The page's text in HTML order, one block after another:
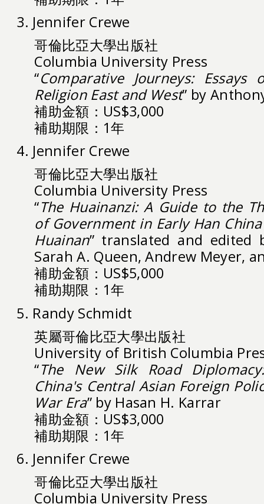
3. Jennifer Crewe
哥倫比亞大學出版社
Columbia University Press
“Comparative Journeys:
Religion East and West” by
補助金額：US$3,000
補助期限：1年
4. Jennifer Crewe
哥倫比亞大學出版社
Columbia University Press
“The Huainanzi: A Guide to the
of Government in Early Han
Huainan” translated and edited
Sarah A. Queen, Andrew Meyer,
補助金額：US$5,000
補助期限：1年
5. Randy Schmidt
英屬哥倫比亞大學出版社
University of British Columbia
“The New Silk Road
China's Central Asian Foreign
War Era” by Hasan H. Karrar
補助金額：US$3,000
補助期限：1年
6. Jennifer Crewe
哥倫比亞大學出版社
Columbia University Press